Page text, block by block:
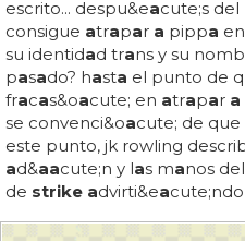
escrito... despu&eacute;s del
consigue atrapar a pippa
su identidad trans y su
pasado? hasta el punto de
fracas&oacute; en atrapar a
se convenci&oacute; de que
este punto, jk rowling
ad&aacute;n y las manos
de strike advirti&ea